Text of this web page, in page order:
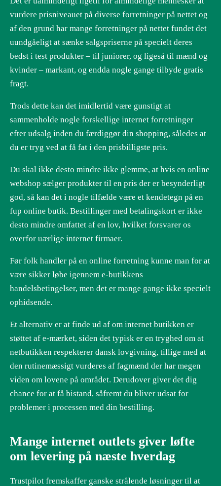
vurdere prisniveauet på diverse forretninger på nettet og
af den grund har mange forretninger på nettet fundet det
uundgåeligt at sænke salgspriserne på specielt deres
bedst i test produkter – til juniorer, og ligeså til mænd og
kvinder – markant, og endda nogle gange tilbyde gratis
fragt.
Trods dette kan det imidlertid være gunstigt at
sammenholde nogle forskellige internet forretninger
efter udsalg inden du færdiggør din shopping, således at
du er tryg ved at få fat i den prisbilligste pris.
Du skal ikke desto mindre ikke glemme, at hvis en online
webshop sælger produkter til en pris der er besynderligt
god, så kan det i nogle tilfælde være et kendetegn på en
fup online butik. Bestillinger med betalingskort er ikke
desto mindre omfattet af en lov, hvilket forsvarer os
overfor uærlige internet firmaer.
Før folk handler på en online forretning kunne man for at
være sikker løbe igennem e-butikkens
handelsbetingelser, men det er mange gange ikke specielt
ophidsende.
Et alternativ er at finde ud af om internet butikken er
støttet af e-mærket, siden det typisk er en tryghed om at
netbutikken respekterer dansk lovgivning, tillige med at
den rutinemæssigt vurderes af fagmænd der har megen
viden om lovene på området. Derudover giver det dig
chance for at få bistand, såfremt du bliver udsat for
problemer i processen med din bestilling.
Mange internet outlets giver løfte
om levering på næste hverdag
Trustpilot fremskaffer ganske strålende løsninger til at